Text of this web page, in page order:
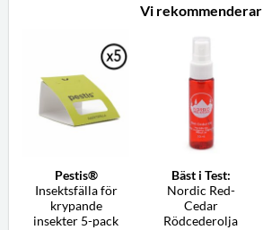
Vi rekommenderar
Pestis®
Insektsfälla för
krypande
insekter 5-pack
Bäst i Test:
Nordic Red-
Cedar
Rödcederolja